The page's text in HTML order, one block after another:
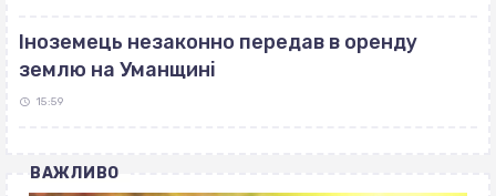
Іноземець незаконно передав в оренду
землю на Уманщині
15:59
ВАЖЛИВО